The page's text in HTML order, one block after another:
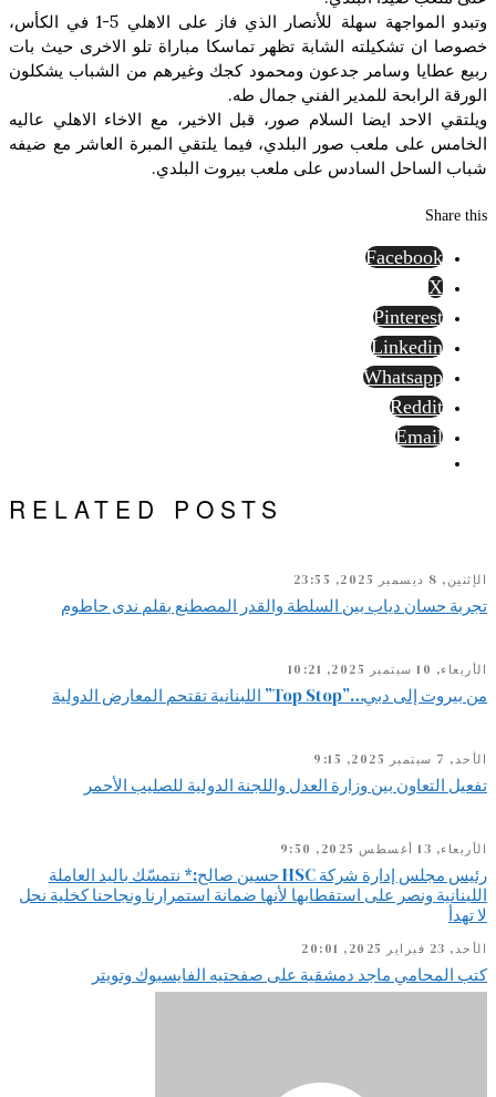
وتبدو المواجهة سهلة للأنصار الذي فاز على الاهلي 5-1 في الكأس،
خصوصا ان تشكيلته الشابة تظهر تماسكا مباراة تلو الاخرى حيث بات
ربيع عطايا وسامر جدعون ومحمود كجك وغيرهم من الشباب يشكلون
الورقة الرابحة للمدير الفني جمال طه.
ويلتقي الاحد ايضا السلام صور، قبل الاخير، مع الاخاء الاهلي عاليه
الخامس على ملعب صور البلدي، فيما يلتقي المبرة العاشر مع ضيفه
شباب الساحل السادس على ملعب بيروت البلدي.
Share this
Facebook
X
Pinterest
Linkedin
Whatsapp
Reddit
Email
RELATED POSTS
الإثنين, 8 ديسمبر 2025, 23:55
تجربة حسان دياب بين السلطة والقدر المصطنع بقلم ندى حاطوم
الأربعاء, 10 سبتمبر 2025, 10:21
من بيروت إلى دبي…”Top Stop” اللبنانية تقتحم المعارض الدولية
الأحد, 7 سبتمبر 2025, 9:15
تفعيل التعاون بين وزارة العدل واللجنة الدولية للصليب الأحمر
الأربعاء, 13 أغسطس 2025, 9:50
رئيس مجلس إدارة شركة HSC حسين صالح:* نتمسّك باليد العاملة
اللبنانية ونصر على استقطابها لأنها ضمانة استمرارنا ونجاحنا كخلية نحل
لا تهدأ
الأحد, 23 فبراير 2025, 20:01
كتب المحامي ماجد دمشقية على صفحتيه الفايسبوك وتويتر